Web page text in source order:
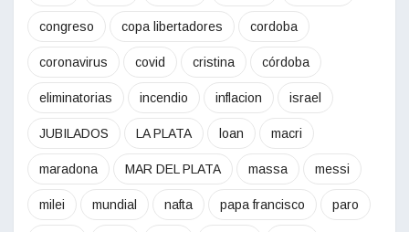
congreso copa libertadores cordoba
coronavirus covid cristina córdoba
eliminatorias incendio inflacion israel
JUBILADOS LA PLATA loan macri
maradona MAR DEL PLATA massa messi
milei mundial nafta papa francisco paro